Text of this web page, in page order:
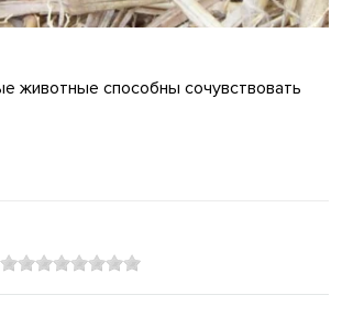
животные способны сочувствовать